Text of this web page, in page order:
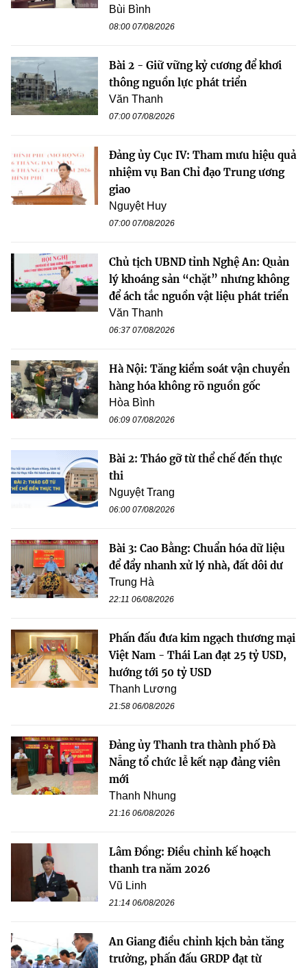
Bùi Bình
08:00 07/08/2026
Bài 2 - Giữ vững kỷ cương để khơi
thông nguồn lực phát triển
Văn Thanh
07:00 07/08/2026
Đảng ủy Cục IV: Tham mưu hiệu quả
nhiệm vụ Ban Chỉ đạo Trung ương
giao
Nguyệt Huy
07:00 07/08/2026
Chủ tịch UBND tỉnh Nghệ An: Quản
lý khoáng sản “chặt” nhưng không
để ách tắc nguồn vật liệu phát triển
Văn Thanh
06:37 07/08/2026
Hà Nội: Tăng kiểm soát vận chuyển
hàng hóa không rõ nguồn gốc
Hòa Bình
06:09 07/08/2026
Bài 2: Tháo gỡ từ thể chế đến thực
thi
Nguyệt Trang
06:00 07/08/2026
Bài 3: Cao Bằng: Chuẩn hóa dữ liệu
để đẩy nhanh xử lý nhà, đất dôi dư
Trung Hà
22:11 06/08/2026
Phấn đấu đưa kim ngạch thương mại
Việt Nam - Thái Lan đạt 25 tỷ USD,
hướng tới 50 tỷ USD
Thanh Lương
21:58 06/08/2026
Đảng ủy Thanh tra thành phố Đà
Nẵng tổ chức lễ kết nạp đảng viên
mới
Thanh Nhung
21:16 06/08/2026
Lâm Đồng: Điều chỉnh kế hoạch
thanh tra năm 2026
Vũ Linh
21:14 06/08/2026
An Giang điều chỉnh kịch bản tăng
trưởng, phấn đấu GRDP đạt từ